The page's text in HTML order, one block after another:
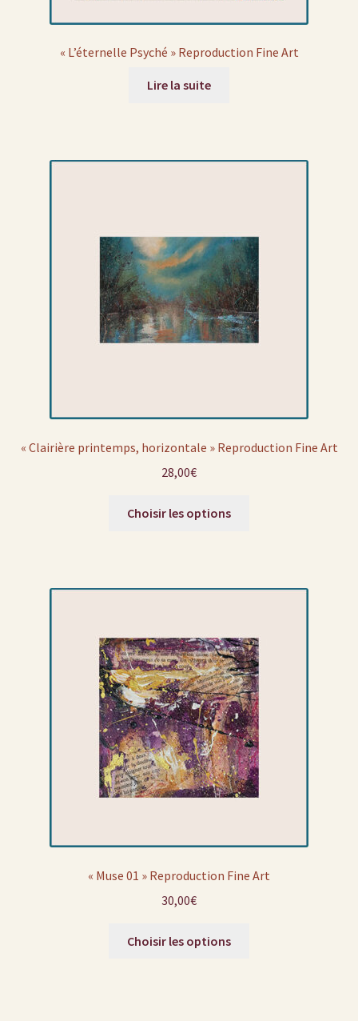
« L’éternelle Psyché » Reproduction Fine Art
Lire la suite
« Clairière printemps, horizontale » Reproduction Fine Art
28,00€
Choisir les options
« Muse 01 » Reproduction Fine Art
30,00€
Choisir les options